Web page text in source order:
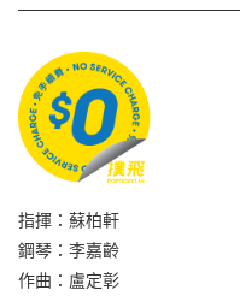
指揮：蘇柏軒
鋼琴：李嘉齡
作曲：盧定彰